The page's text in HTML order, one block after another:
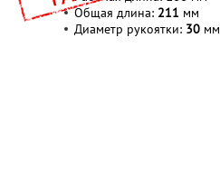
Общая длина: 211 мм
Диаметр рукоятки: 30 мм